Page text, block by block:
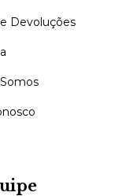
Devoluções